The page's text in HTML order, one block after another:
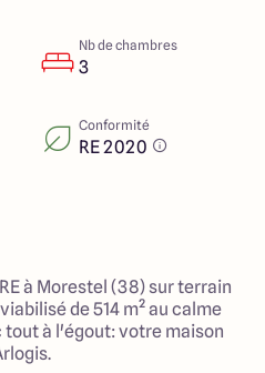
Nb de chambres
3
Conformité
RE 2020
à Morestel (38) sur terrain
de 514 m² au calme
à l'égout: votre maison